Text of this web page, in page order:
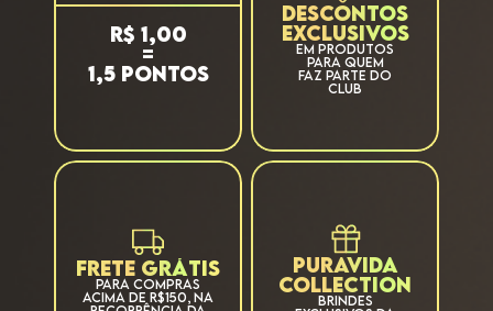
R$ 1,00
=
1,5 PONTOS
DESCONTOS
EXCLUSIVOS
EM PRODUTOS
PARA QUEM
FAZ PARTE DO
CLUB
FRETE GRÁTIS
PARA COMPRAS
ACIMA DE R$150, NA
PURAVIDA
COLLECTION
BRINDES